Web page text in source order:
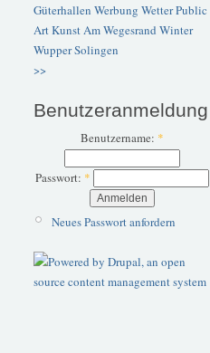
Güterhallen Werbung WetterPublic
ArtKunstAm Wegesrand Winter
WupperSolingen
>>
Benutzeranmeldung
Benutzername: *
Passwort: *
Neues Passwort anfordern